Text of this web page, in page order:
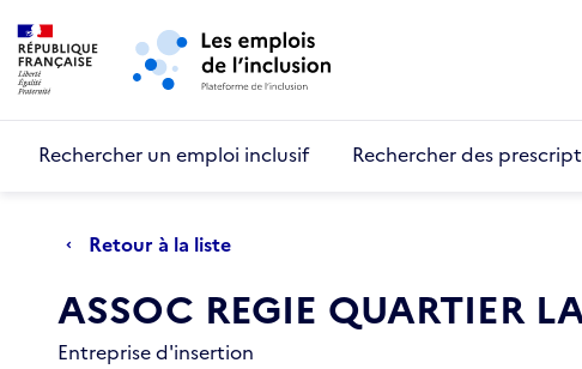
Aller au menu principal
Rechercher un emploi inclusif Rechercher des
Retour à la liste
ASSOC REGIE QUARTIER
Entreprise d'insertion